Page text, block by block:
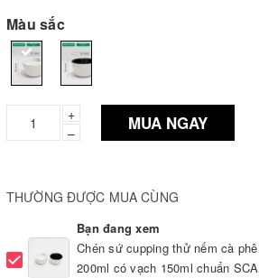
Màu sắc
+
–
MUA NGAY
THƯỜNG ĐƯỢC MUA CÙNG
Bạn đang xem
Chén sứ cupping thử nếm cà phê
200ml có vạch 150ml chuẩn SCA